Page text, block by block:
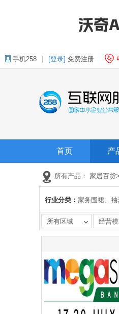
手机258 [登录] 免费注册
首页 产
所有产品： 家居百货>
行业分类： 家务围裙、袖
擦地拖鞋
清
除尘刷、扫
所有区域 经营